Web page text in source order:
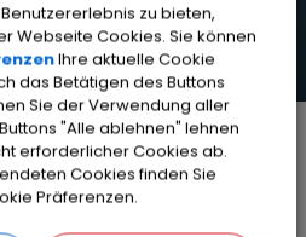
Weisendorf erleben
zu bieten,
Webseite Cookies. Sie können
Ihre aktuelle Cookie
das Betätigen des Buttons
Sie der Verwendung aller
"Alle ablehnen" lehnen
erforderlicher Cookies ab.
Cookies finden Sie
Präferenzen.